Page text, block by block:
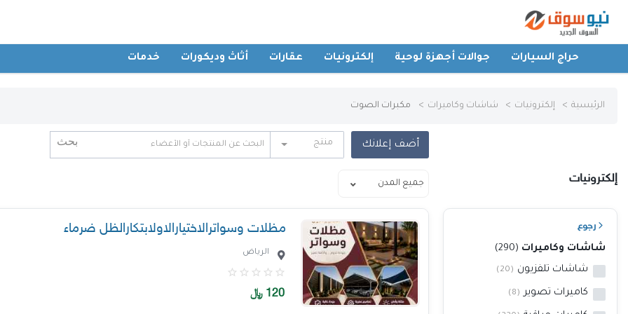
حراج السيارات جوالات أجهزة لوحية إلكترونيات عقارات أثاث وديكورات خدمات
عقارات
أثاث وديكورات
الرئيسية إلكترونيات شاشات وكاميرات مكبرات الصوت
أضف إعلانك منتج
إلكترونيات
رجوع
شاشات وكاميرات (290)
شاشات تلفزيون (20)
كاميرات تصوير (8)
مظلات وسواترالاختيارالاولابتكارالظل ضرماء
الرياض
120 ﷼